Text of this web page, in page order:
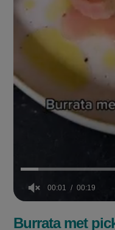
19
00:02 00:19
Burrata met